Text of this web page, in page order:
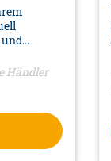
für
Händler